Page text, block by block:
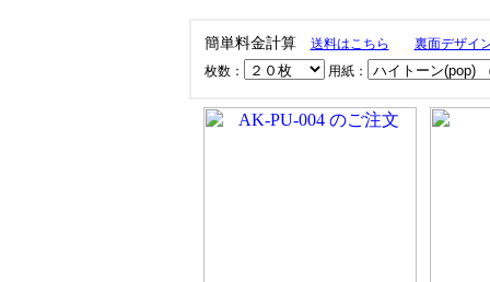
簡単料金計算 送料はこちら
裏面デザイ
枚数：
用紙：